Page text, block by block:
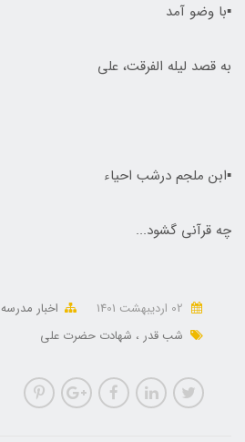
▪️با وضو آمد
به قصد لیله الفرقت، علی
▪️ابن‌ ملجم درشب احیاء
چه قرآنی گشود...
اخبار مدرسه
شب قدر
شهادت حضرت علی